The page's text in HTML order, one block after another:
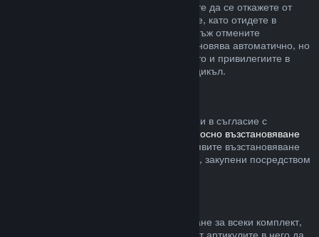
Моля, обърнете внимание, че Вие можете да се откажете от
даден активен абонамент по всяко време, като отидете в
. Щом веднъж отмените
абонамента си, той вече няма да се подновява автоматично, но
Вие ще запазите достъп до съдържанието и привилегиите в
него до края на Вашия текущ платежен цикъл.
В рамките на приемлив времеви период и в съгласие с
политиката относно възстановяване
, Вие можете да заявите възстановяване
на сумата за Steam хардуер и аксесоари, закупени посредством
Можете да получите пълно възстановяване за всеки комплект,
закупен в Steam магазина. Стига никой от артикулите в него да